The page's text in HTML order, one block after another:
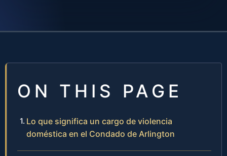
ON THIS PAGE
Lo que significa un cargo de violencia
doméstica en el Condado de Arlington